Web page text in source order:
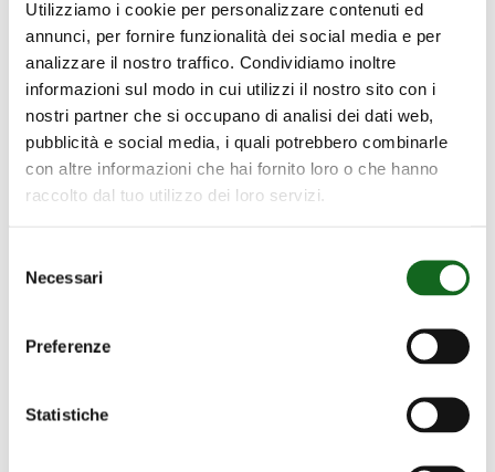
Utilizziamo i cookie per personalizzare contenuti ed
annunci, per fornire funzionalità dei social media e per
analizzare il nostro traffico. Condividiamo inoltre
informazioni sul modo in cui utilizzi il nostro sito con i
nostri partner che si occupano di analisi dei dati web,
pubblicità e social media, i quali potrebbero combinarle
con altre informazioni che hai fornito loro o che hanno
raccolto dal tuo utilizzo dei loro servizi.
delNecessari
Preferenze
Statistiche
Search
Search
Corporate
Produit